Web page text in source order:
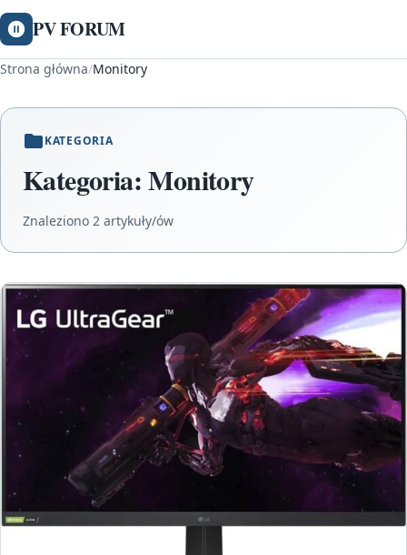
PV FORUM
Strona główna/Monitory
KATEGORIA
Kategoria:Monitory
Znaleziono 2 artykuły/ów